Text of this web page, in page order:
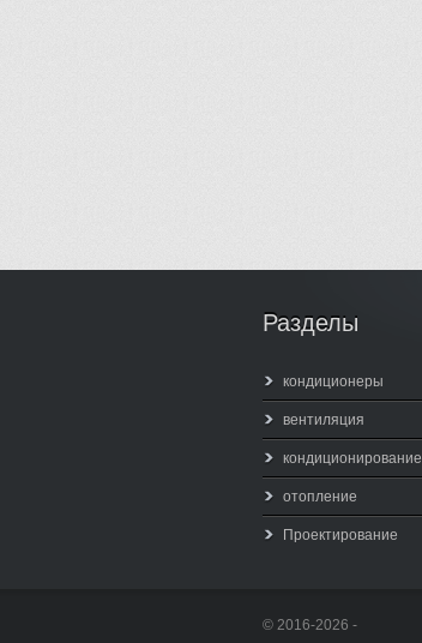
Разделы
кондиционеры
вентиляция
кондиционирование
отопление
Проектирование
© 2016-2026 -